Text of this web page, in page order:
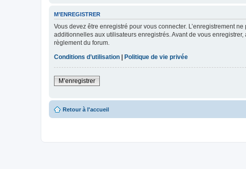
M’ENREGISTRER
Vous devez être enregistré pour vous connecter. L’enregistrement
additionnelles aux utilisateurs enregistrés. Avant de vous
règlement du forum.
Conditions d’utilisation | Politique de vie privée
M’enregistrer
Retour à l'accueil